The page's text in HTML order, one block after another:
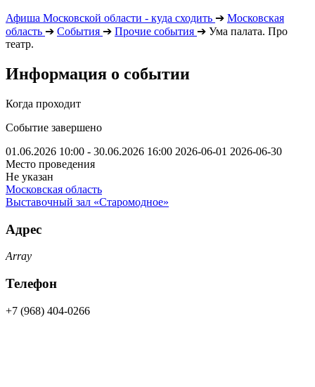
Афиша Московской области - куда сходить ➔ Московская
область ➔ События ➔ Прочие события ➔ Ума палата. Про
театр.
Информация о событии
Когда проходит
Событие завершено
01.06.2026 10:00 - 30.06.2026 16:00 2026-06-01 2026-06-30
Место проведения
Не указан
Московская область
Выставочный зал «Старомодное»
Адрес
Array
Телефон
+7 (968) 404-0266